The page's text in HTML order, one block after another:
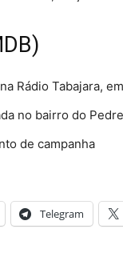
Rádio Tabajara,
no bairro do
de campanha
Telegram